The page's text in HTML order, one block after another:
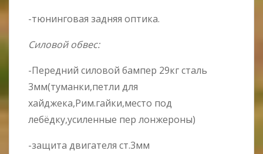
-тюнинговая задняя оптика.
Силовой обвес:
-Передний силовой бампер 29кг сталь
3мм(туманки,петли для
хайджека,Рим.гайки,место под
лебёдку,усиленные пер лонжероны)
-защита двигателя ст.3мм